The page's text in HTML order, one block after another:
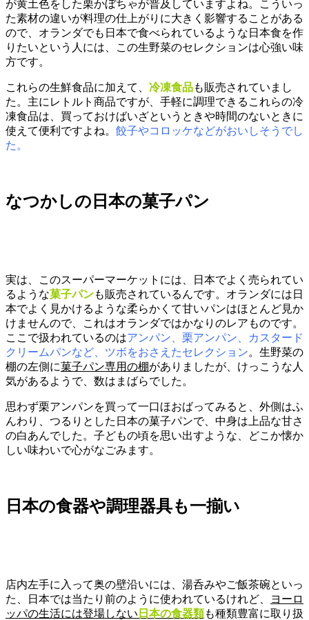
が黄土色をした栗かぼちゃが普及していますよね。こういっ
た素材の違いが料理の仕上がりに大きく影響することがある
ので、オランダでも日本で食べられているような日本食を作
りたいという人には、この生野菜のセレクションは心強い味
方です。
これらの生鮮食品に加えて、 冷凍食品も販売されていまし
た。主にレトルト商品ですが、手軽に調理できるこれらの冷
凍食品は、買っておけばいざというときや時間のないときに
使えて便利ですよね。 餃子やコロッケなどがおいしそうでし
た。
なつかしの日本の菓子パン
実は、このスーパーマーケットには、日本でよく売られてい
るような菓子パンも販売されているんです。オランダには日
本でよく見かけるような柔らかくて甘いパンはほとんど見か
けませんので、これはオランダではかなりのレアものです。
ここで扱われているのはアンパン、栗アンパン、カスタード
クリームパンなど、ツボをおさえたセレクション。生野菜の
棚の左側に菓子パン専用の棚がありましたが、けっこうな人
気があるようで、数はまばらでした。
思わず栗アンパンを買って一口ほおばってみると、外側はふ
んわり、つるりとした日本の菓子パンで、中身は上品な甘さ
の白あんでした。子どもの頃を思い出すような、どこか懐か
しい味わいで心がなごみます。
日本の食器や調理器具も一揃い
店内左手に入って奥の壁沿いには、湯呑みやご飯茶碗といっ
た、日本では当たり前のように使われているけれど、
ヨーロ
ッパの生活には登場しない 日本の食器類も種類豊富に取り扱